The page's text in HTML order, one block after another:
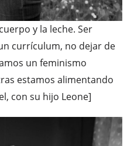
y la leche. Ser
currículum, no dejar de
un feminismo
estamos alimentando
con su hijo Leone]